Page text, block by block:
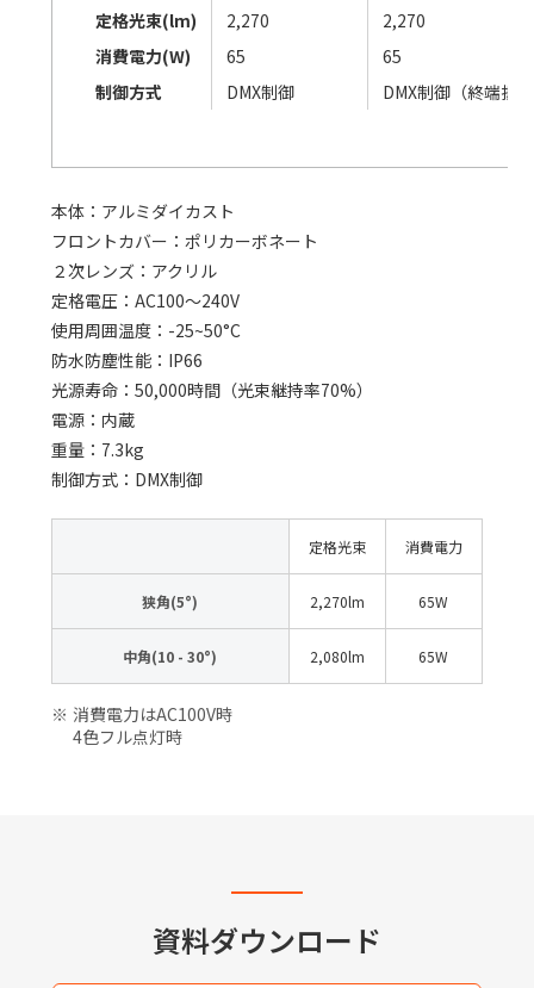
定格光束(lm)
2,270
2,270
消費電力(W)
65
65
制御方式
DMX制御 DMX制御（終端抵
本体：アルミダイカスト
フロントカバー：ポリカーボネート
２次レンズ：アクリル
定格電圧：AC100～240V
使用周囲温度：-25~50°C
防水防塵性能：IP66
光源寿命：50,000時間（光束継持率70%）
電源：内蔵
重量：7.3kg
制御方式：DMX制御
定格光束 消費電力
狭角(5°) 2,270lm 65W
中角(10 - 30°) 2,080lm 65W
消費電力はAC100V時
4色フル点灯時
資料ダウンロード